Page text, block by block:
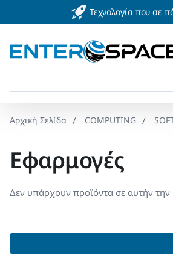
Τεχνολογία που σε
COMPUTING
Εφαρμογές
Δεν υπάρχουν προϊόντα σε αυτήν την